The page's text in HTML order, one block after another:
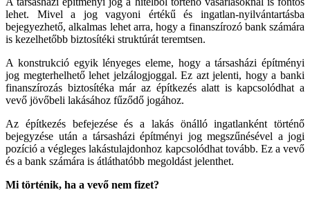
lehet. Mivel a jog vagyoni értékű és ingatlan-nyilvántartásba
bejegyezhető, alkalmas lehet arra, hogy a finanszírozó bank számára
is kezelhetőbb biztosítéki struktúrát teremtsen.
A konstrukció egyik lényeges eleme, hogy a társasházi építményi
jog megterhelhető lehet jelzálogjoggal. Ez azt jelenti, hogy a banki
finanszírozás biztosítéka már az építkezés alatt is kapcsolódhat a
vevő jövőbeli lakásához fűződő jogához.
Az építkezés befejezése és a lakás önálló ingatlanként történő
bejegyzése után a társasházi építményi jog megszűnésével a jogi
pozíció a végleges lakástulajdonhoz kapcsolódhat tovább. Ez a vevő
és a bank számára is átláthatóbb megoldást jelenthet.
Mi történik, ha a vevő nem fizet?